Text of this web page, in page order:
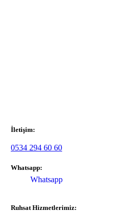
İletişim:
0534 294 60 60
Whatsapp:
Whatsapp
Ruhsat Hizmetlerimiz: